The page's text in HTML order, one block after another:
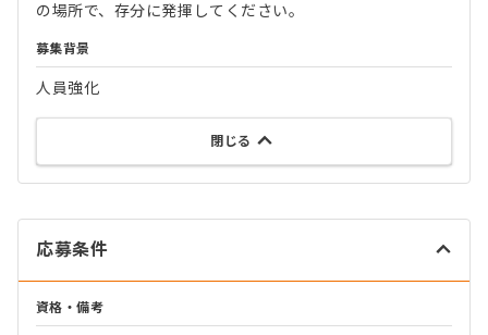
の場所で、存分に発揮してください。
募集背景
人員強化
閉じる
応募条件
資格・備考